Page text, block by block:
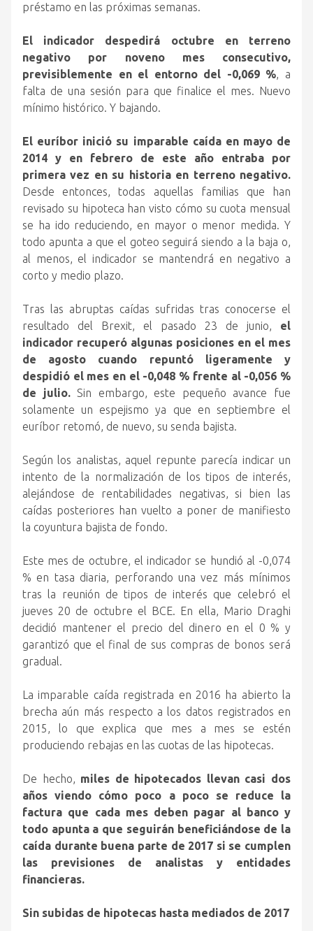
préstamo en las próximas semanas.
El indicador despedirá octubre en terreno
negativo por noveno mes consecutivo,
previsiblemente en el entorno del -0,069 %, a
falta de una sesión para que finalice el mes. Nuevo
mínimo histórico. Y bajando.
El euríbor inició su imparable caída en mayo de
2014 y en febrero de este año entraba por
primera vez en su historia en terreno negativo.
Desde entonces, todas aquellas familias que han
revisado su hipoteca han visto cómo su cuota mensual
se ha ido reduciendo, en mayor o menor medida. Y
todo apunta a que el goteo seguirá siendo a la baja o,
al menos, el indicador se mantendrá en negativo a
corto y medio plazo.
Tras las abruptas caídas sufridas tras conocerse el
resultado del Brexit, el pasado 23 de junio, el
indicador recuperó algunas posiciones en el mes
de agosto cuando repuntó ligeramente y
despidió el mes en el -0,048 % frente al -0,056 %
de julio.Sin embargo, este pequeño avance fue
solamente un espejismo ya que en septiembre el
euríbor retomó, de nuevo, su senda bajista.
Según los analistas, aquel repunte parecía indicar un
intento de la normalización de los tipos de interés,
alejándose de rentabilidades negativas, si bien las
caídas posteriores han vuelto a poner de manifiesto
la coyuntura bajista de fondo.
Este mes de octubre, el indicador se hundió al -0,074
% en tasa diaria, perforando una vez más mínimos
tras la reunión de tipos de interés que celebró el
jueves 20 de octubre el BCE. En ella, Mario Draghi
decidió mantener el precio del dinero en el 0 % y
garantizó que el final de sus compras de bonos será
gradual.
La imparable caída registrada en 2016 ha abierto la
brecha aún más respecto a los datos registrados en
2015, lo que explica que mes a mes se estén
produciendo rebajas en las cuotas de las hipotecas.
De hecho, miles de hipotecados llevan casi dos
años viendo cómo poco a poco se reduce la
factura que cada mes deben pagar al banco y
todo apunta a que seguirán beneficiándose de la
caída durante buena parte de 2017 si se cumplen
las previsiones de analistas y entidades
financieras.
Sin subidas de hipotecas hasta mediados de 2017